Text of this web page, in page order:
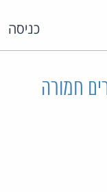
כניסה
חמורה